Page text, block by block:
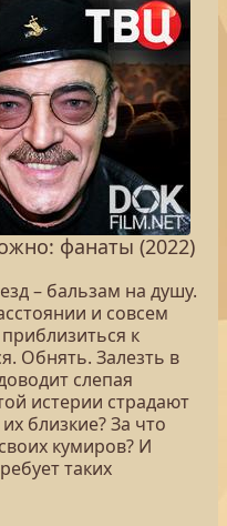
фанаты (2022)
– бальзам на душу.
и совсем
к
Обнять. Залезть в
слепая
истерии страдают
близкие? За что
кумиров? И
таких